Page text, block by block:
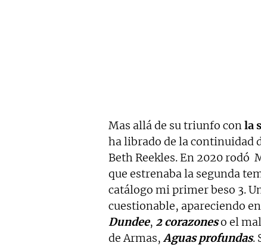
Mas allá de su triunfo conla
ha librado de la continuidad
Beth Reekles. En 2020 rodó
que estrenaba la segunda
catálogo mi primer beso 3.
cuestionable, apareciendo
Dundee, 2 corazoneso el
de Armas,Aguas profundas.